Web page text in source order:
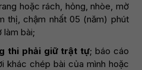
hoặc rách, hỏng, nhòe, mờ
thị, chậm nhất 05 (năm) phút
làm bài;
thi phải giữ trật tự; báo cáo
khác chép bài của mình hoặc